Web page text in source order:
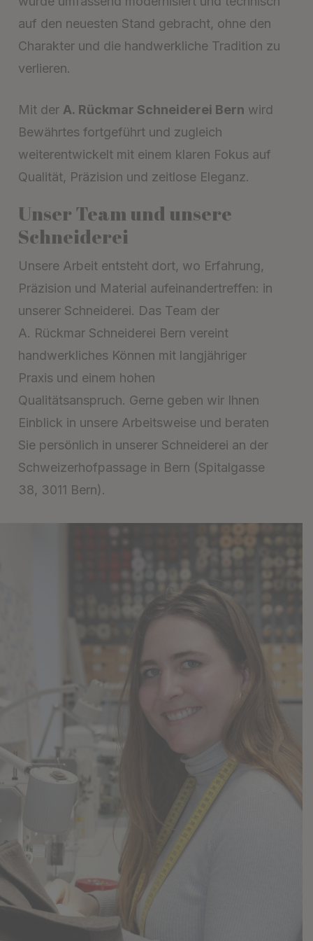
auf den neuesten Stand gebracht, ohne den
Charakter und die handwerkliche Tradition zu
verlieren.
Mit der A. Rückmar Schneiderei Bern wird
Bewährtes fortgeführt und zugleich
weiterentwickelt mit einem klaren Fokus auf
Qualität, Präzision und zeitlose Eleganz.
Unser Team und unsere
Schneiderei
Unsere Arbeit entsteht dort, wo Erfahrung,
Präzision und Material aufeinandertreffen: in
unserer Schneiderei. Das Team der
A. Rückmar Schneiderei Bern vereint
handwerkliches Können mit langjähriger
Praxis und einem hohen
Qualitätsanspruch. Gerne geben wir Ihnen
Einblick in unsere Arbeitsweise und beraten
Sie persönlich in unserer Schneiderei an der
Schweizerhofpassage in Bern (Spitalgasse
38, 3011 Bern).